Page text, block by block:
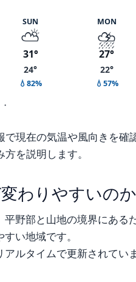
SUN
⛅
31°
24°
💧82%
MON
⛈️
27°
22°
💧57%
現在の気温や風向きを確
を説明します。
わりやすいのか
野部と山地の境界にあるた
い地域です。
ルタイムで更新されてい